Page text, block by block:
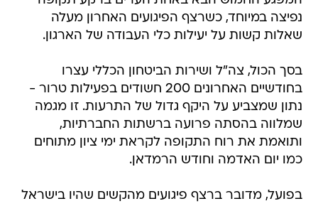
נפיצה במיוחד, כשרצף הפיגועים האחרון מעלה
שאלות קשות על יעילות כלי העבודה של הארגון.
בסך הכול, צה"ל ושירות הביטחון הכללי עצרו
בחודשיים האחרונים 200 חשודים בפעילות טרור -
נתון שמצביע על היקף גדול של התרעות. זו מגמה
שמלווה בהסתה פרועה ברשתות החברתיות,
ותואמת את רוח התקופה לקראת ימי ציון מתוחים
כמו יום האדמה וחודש הרמדאן.
בפועל, מדובר ברצף פיגועים מהקשים שהיו בישראל